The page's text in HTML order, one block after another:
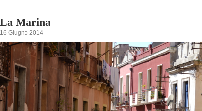
La Marina
16 Giugno 2014